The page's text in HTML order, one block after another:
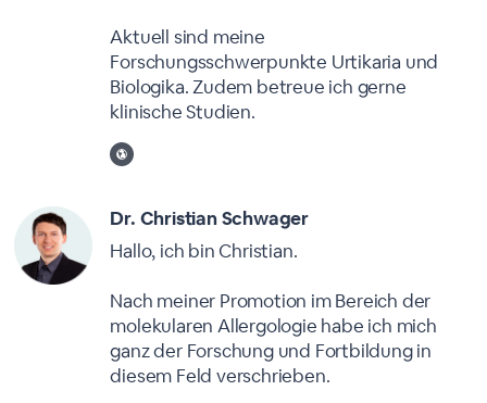
Aktuell sind meine
Forschungsschwerpunkte Urtikaria und
Biologika. Zudem betreue ich gerne
klinische Studien.
Dr. Christian Schwager
Hallo, ich bin Christian.
Nach meiner Promotion im Bereich der
molekularen Allergologie habe ich mich
ganz der Forschung und Fortbildung in
diesem Feld verschrieben.